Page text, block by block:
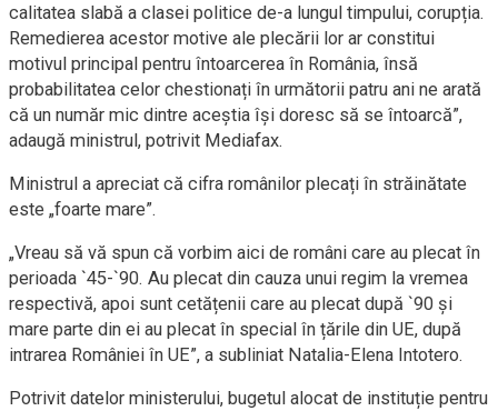
calitatea slabă a clasei politice de-a lungul timpului, corupția.
Remedierea acestor motive ale plecării lor ar constitui
motivul principal pentru întoarcerea în România, însă
probabilitatea celor chestionați în următorii patru ani ne arată
că un număr mic dintre aceștia își doresc să se întoarcă”,
adaugă ministrul, potrivit Mediafax.
Ministrul a apreciat că cifra românilor plecați în străinătate
este „foarte mare”.
„Vreau să vă spun că vorbim aici de români care au plecat în
perioada `45-`90. Au plecat din cauza unui regim la vremea
respectivă, apoi sunt cetățenii care au plecat după `90 și
mare parte din ei au plecat în special în țările din UE, după
intrarea României în UE”, a subliniat Natalia-Elena Intotero.
Potrivit datelor ministerului, bugetul alocat de instituție pentru